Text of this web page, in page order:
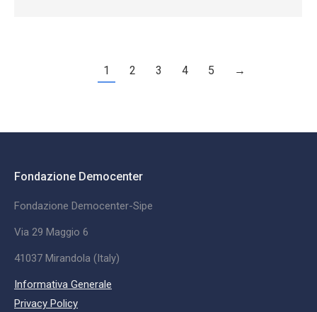
1 2 3 4 5 →
Fondazione Democenter
Fondazione Democenter-Sipe
Via 29 Maggio 6
41037 Mirandola (Italy)
Informativa Generale
Privacy Policy